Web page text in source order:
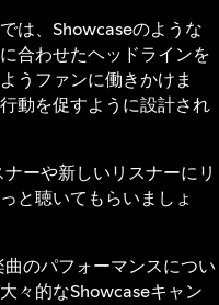
では、Showcaseのような
合わせたヘッドラインを
うファンに働きかけま
動を促すように設計され
ーや新しいリスナーにリ
と聴いてもらいましょ
のパフォーマンスについ
々的なShowcaseキャン